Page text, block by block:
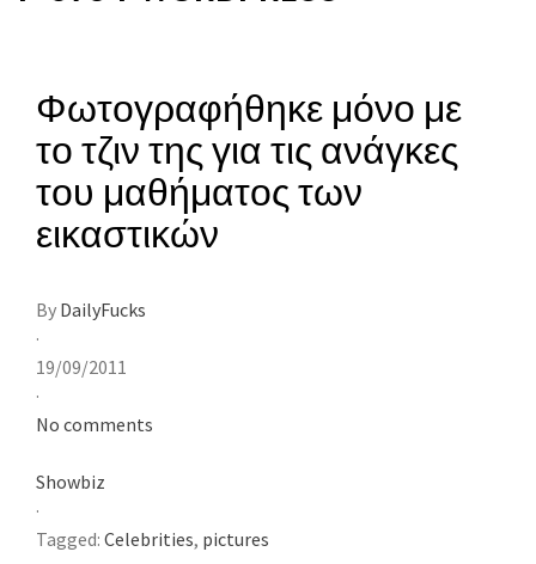
Φωτογραφήθηκε μόνο με
το τζιν της για τις ανάγκες
του μαθήματος των
εικαστικών
By DailyFucks
·
19/09/2011
·
No comments
Showbiz
·
Tagged: Celebrities, pictures